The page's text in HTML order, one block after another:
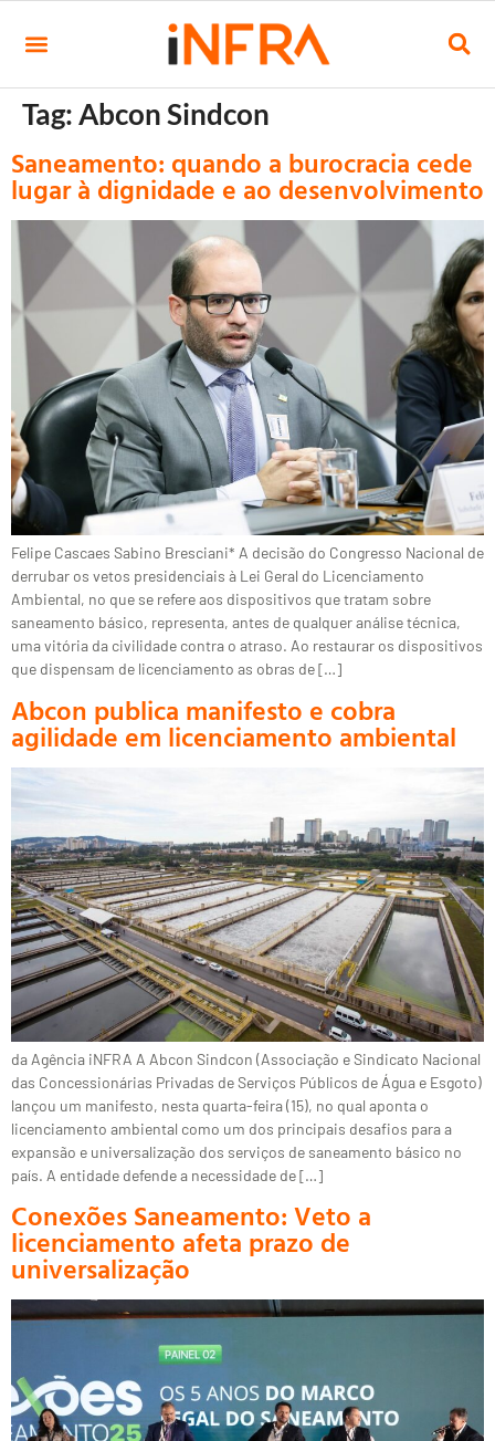
Tag:Abcon Sindcon
Saneamento: quando a burocracia cede
lugar à dignidade e ao desenvolvimento
Felipe Cascaes Sabino Bresciani* A decisão do Congresso Nacional de
derrubar os vetos presidenciais à Lei Geral do Licenciamento
Ambiental, no que se refere aos dispositivos que tratam sobre
saneamento básico, representa, antes de qualquer análise técnica,
uma vitória da civilidade contra o atraso. Ao restaurar os dispositivos
que dispensam de licenciamento as obras de […]
Abcon publica manifesto e cobra
agilidade em licenciamento ambiental
da Agência iNFRA A Abcon Sindcon (Associação e Sindicato Nacional
das Concessionárias Privadas de Serviços Públicos de Água e Esgoto)
lançou um manifesto, nesta quarta-feira (15), no qual aponta o
licenciamento ambiental como um dos principais desafios para a
expansão e universalização dos serviços de saneamento básico no
país. A entidade defende a necessidade de […]
Conexões Saneamento: Veto a
licenciamento afeta prazo de
universalização